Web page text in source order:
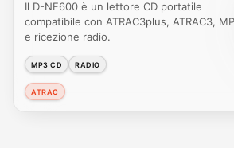
Il D-NF600 è un lettore CD portatile
compatibile con ATRAC3plus, ATRAC3,
e ricezione radio.
MP3 CD RADIO
ATRAC